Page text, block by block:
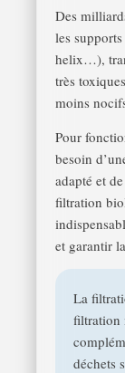
Des
les
helix…),
très
moins
Pour
besoin
adapté et
filtration
et garantir
La
filtration
déchets